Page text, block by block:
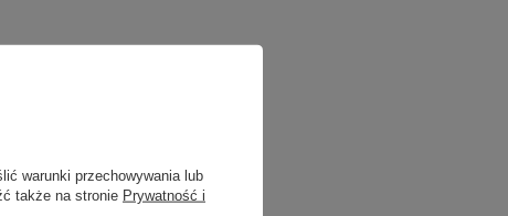
warunki przechowywania lub
także na stronie Prywatność i